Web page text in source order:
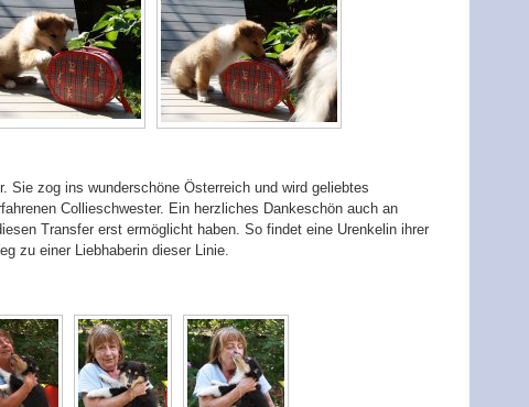
Sie zog ins wunderschöne Österreich und wird geliebtes
Collieschwester. Ein herzliches Dankeschön auch an
Transfer erst ermöglicht haben. So findet eine Urenkelin ihrer
zu einer Liebhaberin dieser Linie.